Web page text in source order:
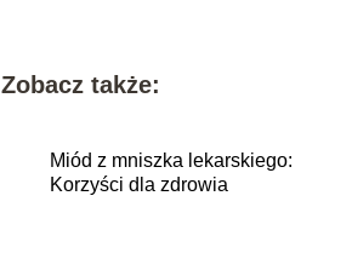
Zobacz także:
Miód z mniszka lekarskiego:
Korzyści dla zdrowia